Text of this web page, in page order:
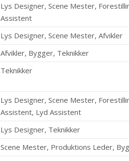
Lys Designer, Scene Mester,
Assistent
Lys Designer, Scene Mester, Afvikler
Afvikler, Bygger, Teknikker
Teknikker
Lys Designer, Scene Mester,
Assistent, Lyd Assistent
Lys Designer, Teknikker
Scene Mester, Produktions Leder,